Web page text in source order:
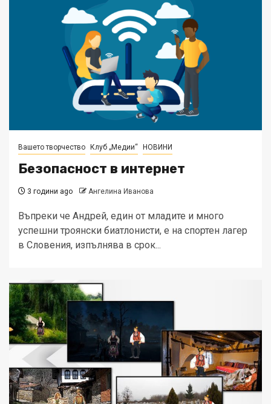
Вашето творчество Клуб „Медии“ НОВИНИ
Безопасност в интернет
3 години ago Ангелина Иванова
Въпреки че Андрей, един от младите и много
успешни троянски биатлонисти, е на спортен лагер
в Словения, изпълнява в срок...